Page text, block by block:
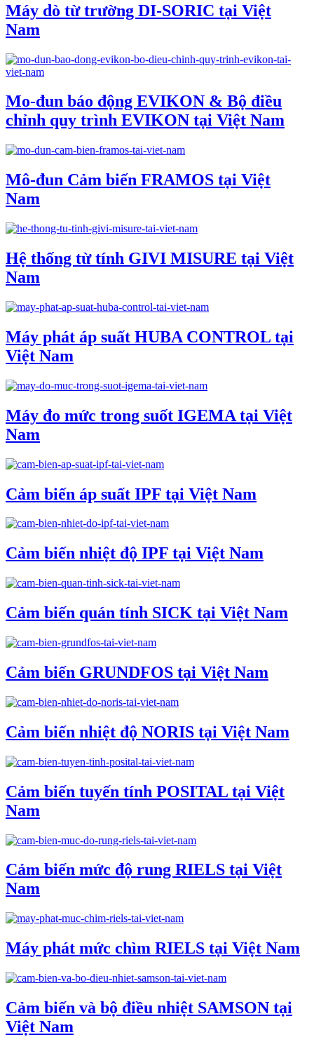
Máy dò từ trường DI-SORIC tại Việt
Nam
Mo-đun báo động EVIKON & Bộ điều
chỉnh quy trình EVIKON tại Việt Nam
Mô-đun Cảm biến FRAMOS tại Việt
Nam
Hệ thống từ tính GIVI MISURE tại Việt
Nam
Máy phát áp suất HUBA CONTROL tại
Việt Nam
Máy đo mức trong suốt IGEMA tại Việt
Nam
Cảm biến áp suất IPF tại Việt Nam
Cảm biến nhiệt độ IPF tại Việt Nam
Cảm biến quán tính SICK tại Việt Nam
Cảm biến GRUNDFOS tại Việt Nam
Cảm biến nhiệt độ NORIS tại Việt Nam
Cảm biến tuyến tính POSITAL tại Việt
Nam
Cảm biến mức độ rung RIELS tại Việt
Nam
Máy phát mức chìm RIELS tại Việt Nam
Cảm biến và bộ điều nhiệt SAMSON tại
Việt Nam